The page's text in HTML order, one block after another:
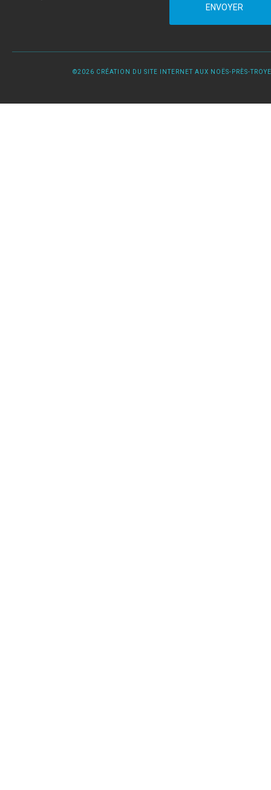
ENVOYER
©2026 CRÉATION DU SITE INTERNET AUX NOËS-PRÈS-